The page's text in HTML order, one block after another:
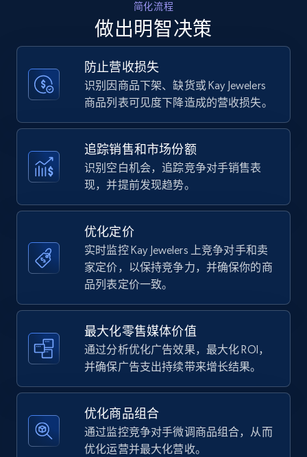
Amazon products - find products by using
upc numbers
price, Currency, Availability, Reviews count, and
more.
35.2K+ 5.7K+ 立即开始
Amazon Reviews
URL, Product name, Product rating, Product
rating object, Product rating max, Rating,
Author name, Asin, and more.
7.4K+ 870+
Walmart - products
URL, Final price, Sku, Currency, Gtin,
more.
875+ 立即开始
简化流程
做出明智决策
防止营收损失
识别因商品下架、缺货或 Kay Jewelers
商品列表可见度下降造成的营收损失。
追踪销售和市场份额
识别空白机会，追踪竞争对手销售表
现，并提前发现趋势。
优化定价
实时监控 Kay Jewelers 上竞争对手和卖
家定价，以保持竞争力，并确保你的商
品列表定价一致。
最大化零售媒体价值
通过分析优化广告效果，最大化 ROI，
并确保广告支出持续带来增长结果。
优化商品组合
通过监控竞争对手微调商品组合，从而
优化运营并最大化营收。